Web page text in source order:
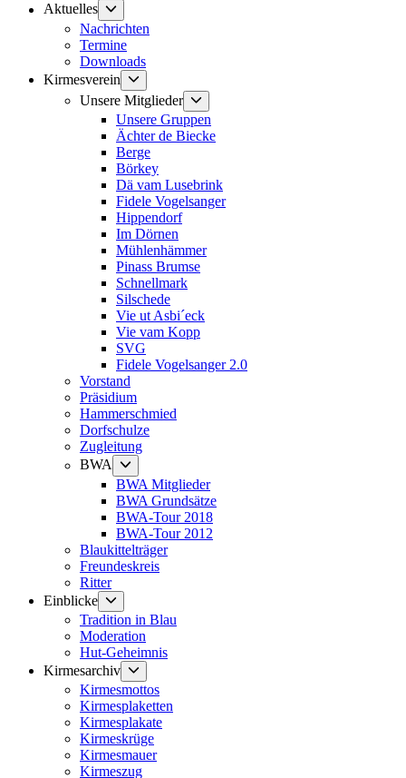
Aktuelles
Untermenü
anzeigen
Nachrichten
Termine
Downloads
Kirmesverein
anzeigen
Unsere Mitglieder
anzeigen
Unsere Gruppen
Ächter de Biecke
Berge
Börkey
Dä vam Lusebrink
Fidele Vogelsanger
Hippendorf
Im Dörnen
Mühlenhämmer
Pinass Brumse
Schnellmark
Silschede
Vie ut Asbi´eck
Vie vam Kopp
SVG
Fidele Vogelsanger 2.0
Vorstand
Präsidium
Hammerschmied
Dorfschulze
Zugleitung
BWA
Untermenü
anzeigen
BWA Mitglieder
BWA Grundsätze
BWA-Tour 2018
BWA-Tour 2012
Blaukittelträger
Freundeskreis
Ritter
Einblicke
anzeigen
Tradition in Blau
Moderation
Hut-Geheimnis
Kirmesarchiv
anzeigen
Kirmesmottos
Kirmesplaketten
Kirmesplakate
Kirmeskrüge
Kirmesmauer
Kirmeszug